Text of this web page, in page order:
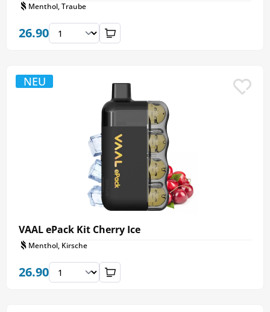
Menthol, Traube
26.90
VAAL ePack Kit Cherry Ice
Menthol, Kirsche
26.90
NEU